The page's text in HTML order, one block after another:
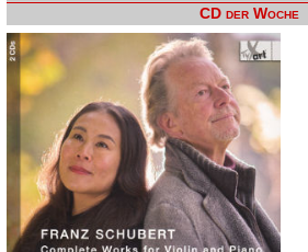
CD der Woche